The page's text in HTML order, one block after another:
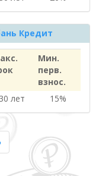
Кредит
Мин.
перв.
взнос.
лет 15%